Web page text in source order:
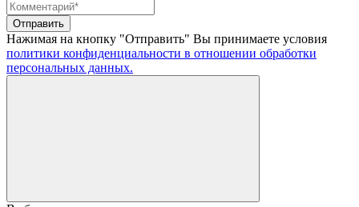
Отправить
Нажимая на кнопку "Отправить" Вы принимаете условия
политики конфиденциальности в отношении обработки
персональных данных.